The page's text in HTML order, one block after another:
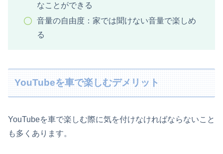
なことができる
音量の自由度：家では聞けない音量で楽しめ
る
YouTubeを車で楽しむデメリット
YouTubeを車で楽しむ際に気を付けなければならないこと
も多くあります。